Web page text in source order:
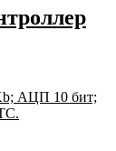
АЦП 10 бит;